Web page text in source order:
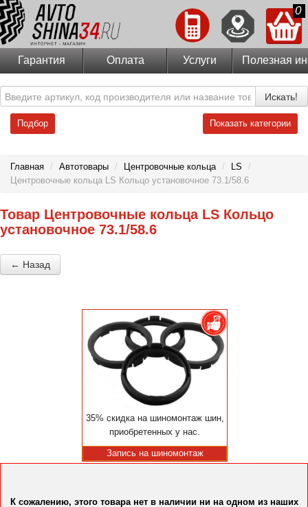
0
Гарантия Оплата Услуги Полезная
Искать!
Подбор Показать категории
Главная / Автотовары / Центровочные кольца / LS
/
Центровочные кольца LS Кольцо установочное 73.1/58.6
Товар Центровочные кольца LS Кольцо
установочное 73.1/58.6
← Назад
35% скидка на шиномонтаж шин,
приобретенных у нас.
Запись на шиномонтаж
К сожалению, этого товара нет в наличии ни на одном из наших